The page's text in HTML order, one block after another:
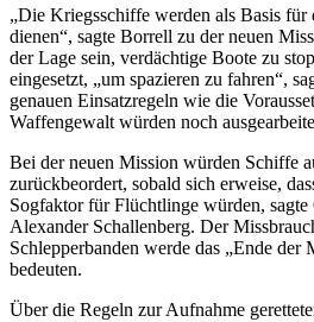
„Die Kriegsschiffe werden als Basis
dienen“, sagte Borrell zu der neuen
der Lage sein, verdächtige Boote zu
eingesetzt, „um spazieren zu fahren“,
genauen Einsatzregeln wie die
Waffengewalt würden noch
Bei der neuen Mission würden Schiffe
zurückbeordert, sobald sich erweise,
Sogfaktor für Flüchtlinge würden,
Alexander Schallenberg. Der
Schlepperbanden werde das „Ende der
bedeuten.
Über die Regeln zur Aufnahme